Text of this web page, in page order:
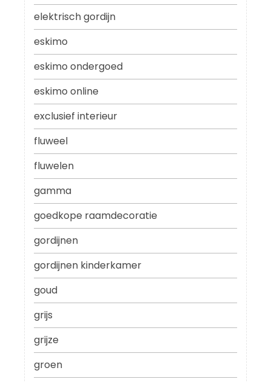
elektrisch gordijn
eskimo
eskimo ondergoed
eskimo online
exclusief interieur
fluweel
fluwelen
gamma
goedkope raamdecoratie
gordijnen
gordijnen kinderkamer
goud
grijs
grijze
groen